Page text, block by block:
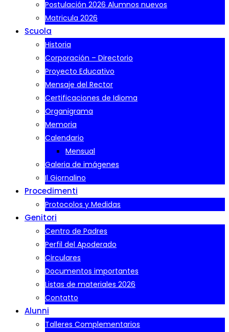
Postulación 2026 Alumnos nuevos
Matricula 2026
Scuola
Historia
Corporación – Directorio
Proyecto Educativo
Mensaje del Rector
Certificaciones de Idioma
Organigrama
Memoria
Calendario
Mensual
Galeria de imágenes
Il Giornalino
Procedimenti
Protocolos y Medidas
Genitori
Centro de Padres
Perfil del Apoderado
Circulares
Documentos importantes
Listas de materiales 2026
Contatto
Alunni
Talleres Complementarios